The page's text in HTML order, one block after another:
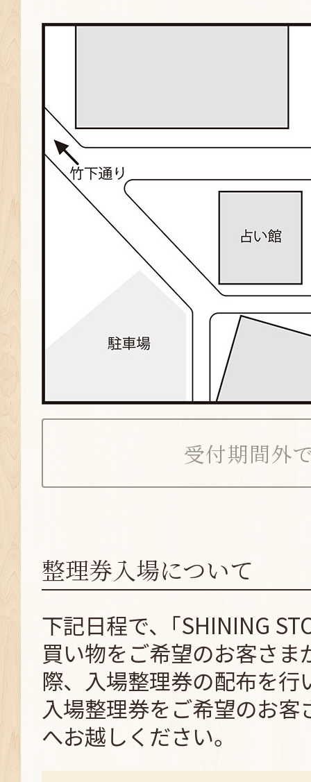
受付期間外
整理券入場について
下記日程で、｢SHINING
買い物をご希望のお客さま
際、入場整理券の配布を行
入場整理券をご希望のお客
へお越しください。